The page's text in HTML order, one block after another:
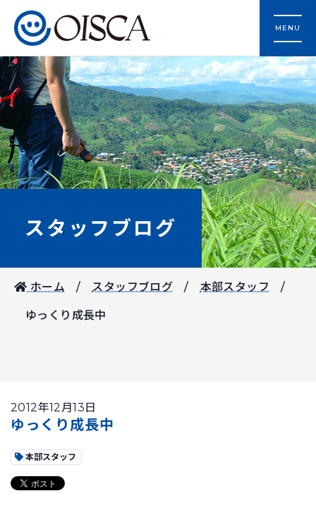
MENU
スタッフブログ
ホーム スタッフブログ 本部スタッフ
ゆっくり成長中
2012年12月13日
ゆっくり成長中
本部スタッフ